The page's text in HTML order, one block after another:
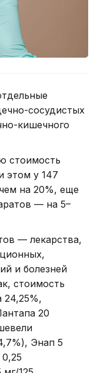
сосудистых
кишечного
стоимость
этом у 147
на 20%, еще
— на 5–
— лекарства,
и болезней
стоимость
24,25%,
20
Энап 5